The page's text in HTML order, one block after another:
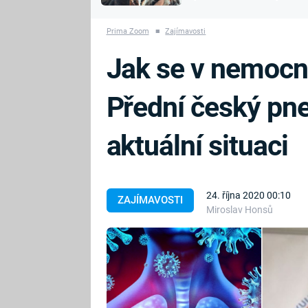
PRVNÍ SVĚTOVÁ
BRITSKÁ
RODINA
Prima Zoom ■ Zajímavosti
ZAJÍMAVOSTI
24. října 2020 00:10
Miroslav Honsů
Jak se v
Přední český
aktuální situaci